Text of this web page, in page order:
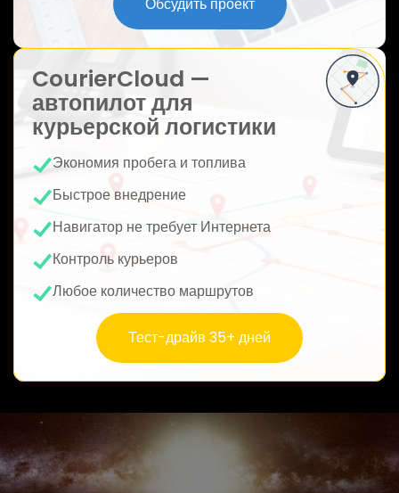
CourierCloud —
автопилот для
курьерской логистики
Экономия пробега и топлива
Быстрое внедрение
Навигатор не требует Интернета
Контроль курьеров
Любое количество маршрутов
Тест-драйв 35+ дней